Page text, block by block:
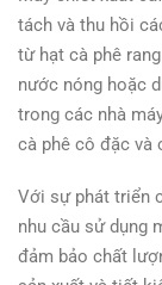
tách và thu hồi
từ hạt cà phê
nước nóng hoặc
trong các nhà
cà phê cô đặc và
Với sự phát triển
nhu cầu sử dụng
đảm bảo chất